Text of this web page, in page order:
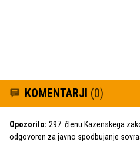
KOMENTARJI (0)
Opozorilo: 297. členu Kazenskega
odgovoren za javno spodbujanje